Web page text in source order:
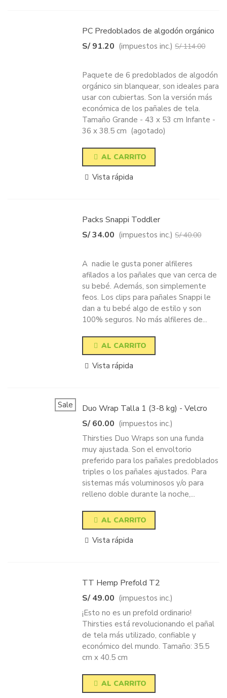
PC Predoblados de algodón orgánico
S/ 91.20 (impuestos inc.) S/ 114.00
Paquete de 6 predoblados de algodón
orgánico sin blanquear, son ideales para
usar con cubiertas. Son la versión más
económica de los pañales de tela.
Tamaño Grande - 43 x 53 cm Infante -
36 x 38.5 cm (agotado)
AL CARRITO
Vista rápida
Packs Snappi Toddler
S/ 34.00 (impuestos inc.) S/ 40.00
A nadie le gusta poner alfileres
afilados a los pañales que van cerca de
su bebé. Además, son simplemente
feos. Los clips para pañales Snappi le
dan a tu bebé algo de estilo y son
100% seguros. No más alfileres de...
AL CARRITO
Vista rápida
Sale
Duo Wrap Talla 1 (3-8 kg) - Velcro
S/ 60.00 (impuestos inc.)
Thirsties Duo Wraps son una funda
muy ajustada. Son el envoltorio
preferido para los pañales predoblados
triples o los pañales ajustados. Para
sistemas más voluminosos y/o para
relleno doble durante la noche,...
AL CARRITO
Vista rápida
TT Hemp Prefold T2
S/ 49.00 (impuestos inc.)
¡Esto no es un prefold ordinario!
Thirsties está revolucionando el pañal
de tela más utilizado, confiable y
económico del mundo. Tamaño: 35.5
cm x 40.5 cm
AL CARRITO